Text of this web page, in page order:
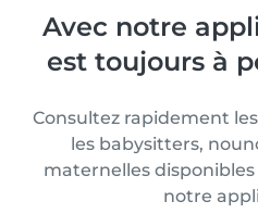
Avec notre
est toujours à
Consultez rapidement
les babysitters,
maternelles
notre